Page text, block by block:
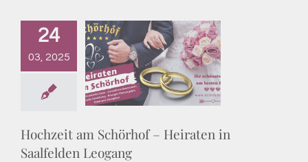
24
03, 2025
Hochzeit am Schörhof – Heiraten in
Saalfelden Leogang